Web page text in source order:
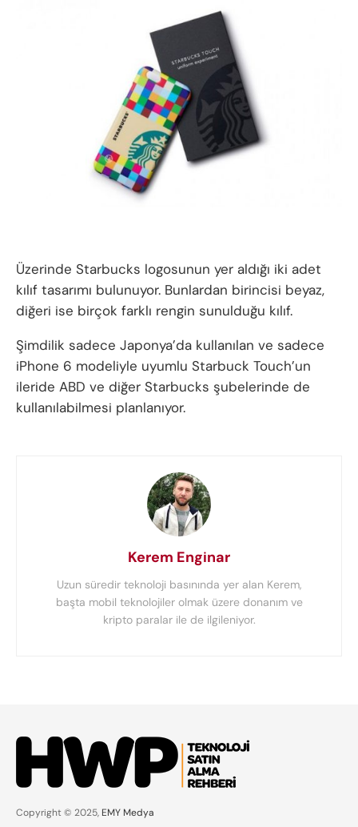
Üzerinde Starbucks logosunun yer aldığı iki adet
kılıf tasarımı bulunuyor. Bunlardan birincisi beyaz,
diğeri ise birçok farklı rengin sunulduğu kılıf.
Şimdilik sadece Japonya’da kullanılan ve sadece
iPhone 6 modeliyle uyumlu Starbuck Touch’un
ileride ABD ve diğer Starbucks şubelerinde de
kullanılabilmesi planlanıyor.
Kerem Enginar
Uzun süredir teknoloji basınında yer alan Kerem,
başta mobil teknolojiler olmak üzere donanım ve
kripto paralar ile de ilgileniyor.
Gamebootcamp İstanbul,